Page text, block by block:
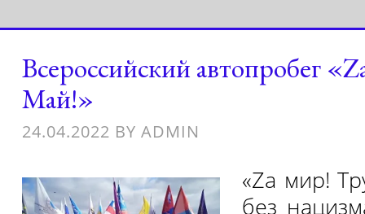
Всероссийский автопробег
Май!»
24.04.2022 BY ADMIN
«Za мир!
без